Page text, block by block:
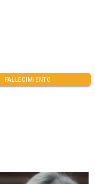
FALLECIMIENTO